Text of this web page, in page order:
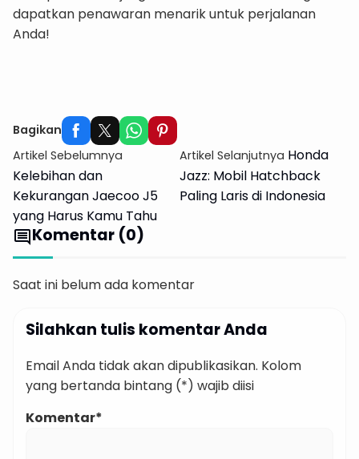
dapatkan penawaran menarik untuk perjalanan
Anda!
Bagikan
Artikel Sebelumnya
Kelebihan dan
Kekurangan Jaecoo J5
yang Harus Kamu Tahu
Artikel Selanjutnya Honda
Jazz: Mobil Hatchback
Paling Laris di Indonesia
commentKomentar (0)
Saat ini belum ada komentar
Silahkan tulis komentar Anda
Email Anda tidak akan dipublikasikan. Kolom
yang bertanda bintang (*) wajib diisi
Komentar*